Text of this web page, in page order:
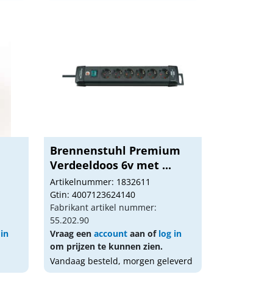
Brennenstuhl Premium
Verdeeldoos 6v met ...
Artikelnummer: 1832611
Gtin: 4007123624140
Fabrikant artikel nummer:
55.202.90
Vraag eenaccount aan of log in
om prijzen te kunnen zien.
Vandaag besteld, morgen geleverd